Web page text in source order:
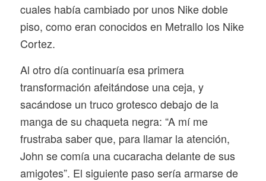
cuales había cambiado por unos Nike doble
piso, como eran conocidos en Metrallo los Nike
Cortez.
Al otro día continuaría esa primera
transformación afeitándose una ceja, y
sacándose un truco grotesco debajo de la
manga de su chaqueta negra: “A mí me
frustraba saber que, para llamar la atención,
John se comía una cucaracha delante de sus
amigotes”. El siguiente paso sería armarse de